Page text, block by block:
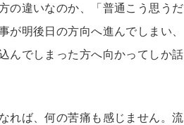
の違いなのか、「普通こう思うだ
明後日の方向へ進んでしまい、
んでしまった方へ向かってしか話
れば、何の苦痛も感じません。流